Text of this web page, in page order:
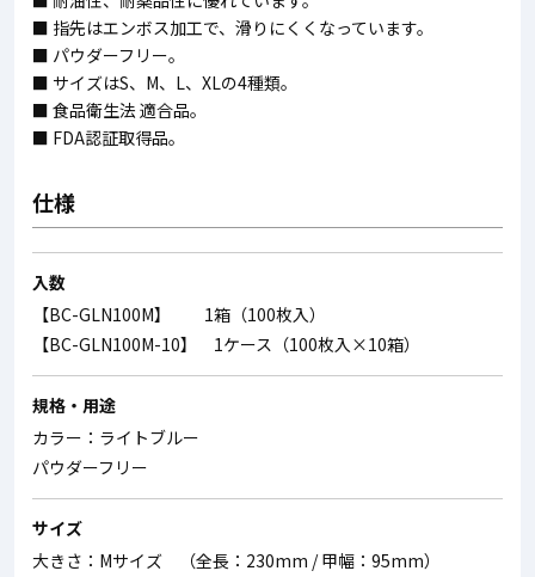
■ 指先はエンボス加工で、滑りにくくなっています。
■ パウダーフリー。
■ サイズはS、M、L、XLの4種類。
■ 食品衛生法 適合品。
■ FDA認証取得品。
仕様
入数
【BC-GLN100M】 1箱（100枚入）
【BC-GLN100M-10】 1ケース（100枚入×10箱）
規格・用途
カラー：ライトブルー
パウダーフリー
サイズ
大きさ：Mサイズ （全長：230mm / 甲幅：95mm）